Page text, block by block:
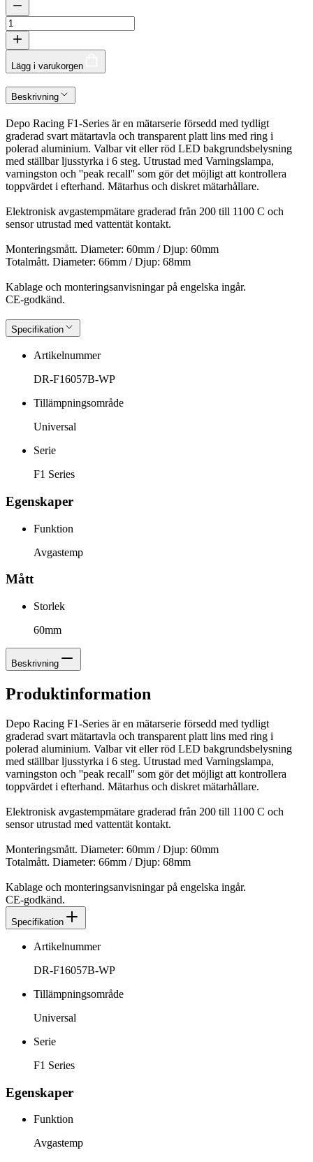
Lägg i varukorgen
Beskrivning
Depo Racing F1-Series är en mätarserie försedd med tydligt
graderad svart mätartavla och transparent platt lins med ring i
polerad aluminium. Valbar vit eller röd LED bakgrundsbelysning
med ställbar ljusstyrka i 6 steg. Utrustad med Varningslampa,
varningston och ''peak recall'' som gör det möjligt att kontrollera
toppvärdet i efterhand. Mätarhus och diskret mätarhållare.
Elektronisk avgastempmätare graderad från 200 till 1100 C och
sensor utrustad med vattentät kontakt.
Monteringsmått. Diameter: 60mm / Djup: 60mm
Totalmått. Diameter: 66mm / Djup: 68mm
Kablage och monteringsanvisningar på engelska ingår.
CE-godkänd.
Specifikation
Artikelnummer
DR-F16057B-WP
Tillämpningsområde
Universal
Serie
F1 Series
Egenskaper
Funktion
Avgastemp
Mått
Storlek
60mm
Beskrivning
Produktinformation
Depo Racing F1-Series är en mätarserie försedd med tydligt
graderad svart mätartavla och transparent platt lins med ring i
polerad aluminium. Valbar vit eller röd LED bakgrundsbelysning
med ställbar ljusstyrka i 6 steg. Utrustad med Varningslampa,
varningston och ''peak recall'' som gör det möjligt att kontrollera
toppvärdet i efterhand. Mätarhus och diskret mätarhållare.
Elektronisk avgastempmätare graderad från 200 till 1100 C och
sensor utrustad med vattentät kontakt.
Monteringsmått. Diameter: 60mm / Djup: 60mm
Totalmått. Diameter: 66mm / Djup: 68mm
Kablage och monteringsanvisningar på engelska ingår.
CE-godkänd.
Specifikation
Artikelnummer
DR-F16057B-WP
Tillämpningsområde
Universal
Serie
F1 Series
Egenskaper
Funktion
Avgastemp